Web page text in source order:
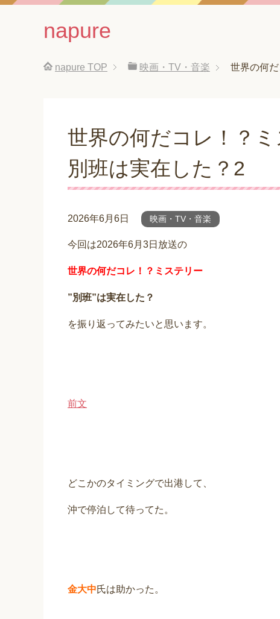
napure
napure TOP 映画・TV・音楽 世界の何
世界の何だコレ！？
別班は実在した？2
2026年6月6日 映画・TV・音楽
今回は2026年6月3日放送の
世界の何だコレ！？ミステリー
”別班”は実在した ？
を振り返ってみたいと思います。
前文
どこかのタイミングで出港して、
沖で停泊して待ってた。
金大中氏は助かった。